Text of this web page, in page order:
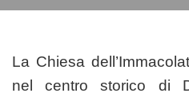
La Chiesa
nel centro storico di